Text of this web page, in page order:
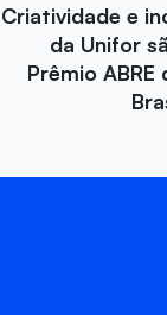
Criatividade e
da Unifor
Prêmio ABRE